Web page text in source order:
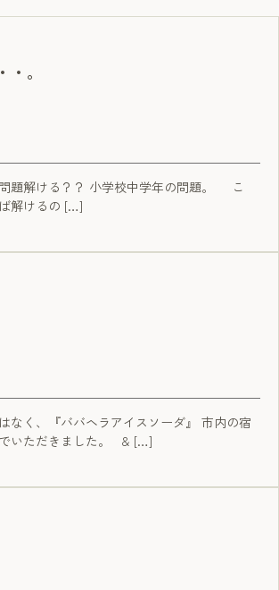
。
題解ける？？ 小学校中学年の問題。 こ
解けるの […]
なく、『ババヘラアイスソーダ』 市内の宿
いただきました。 & […]